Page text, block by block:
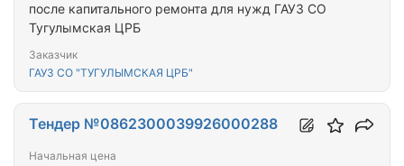
после капитального ремонта для нужд ГАУЗ СО
Тугулымская ЦРБ
Заказчик
ГАУЗ СО "ТУГУЛЫМСКАЯ ЦРБ"
Тендер №0862300039926000288
Начальная цена